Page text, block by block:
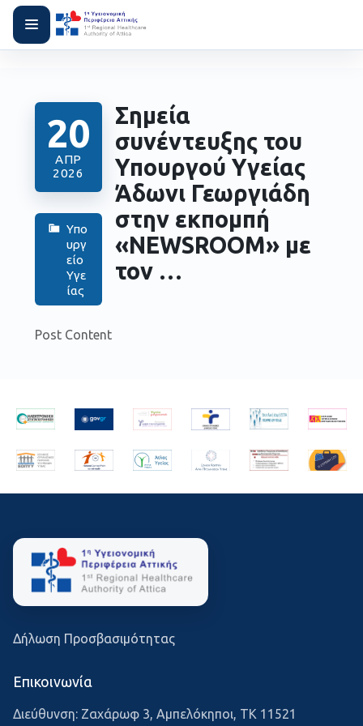
20
ΑΠΡ
2026
Υπο
υργ
είο
Υγε
ίας
Σημεία
συνέντευξης του
Υπουργού Υγείας
Άδωνι Γεωργιάδη
στην εκπομπή
«NEWSROOM» με
τον …
Post Content
Δήλωση Προσβασιμότητας
Επικοινωνία
Διεύθυνση: Ζαχάρωφ 3, Αμπελόκηποι, ΤΚ 11521